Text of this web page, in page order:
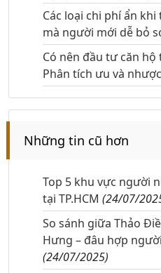
Các loại chi phí ẩn khi
mà người mới dễ bỏ
Có nên đầu tư căn
Phân tích ưu và
Những tin cũ hơn
Top 5 khu vực người
tại TP.HCM (24/07/
So sánh giữa Thảo
Hưng – đâu hợp
(24/07/2025)